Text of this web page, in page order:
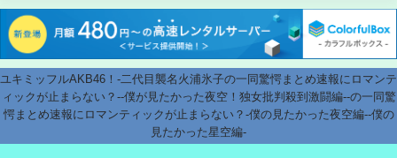
ユキミッフルAKB46！-二代目襲名火浦氷子の一同驚愕まとめ速報にロマンテ
ィックが止まらない？--僕が見たかった夜空！独女批判殺到激闘編--の一同驚
愕まとめ速報にロマンティックが止まらない？-僕の見たかった夜空編--僕の
見たかった星空編-